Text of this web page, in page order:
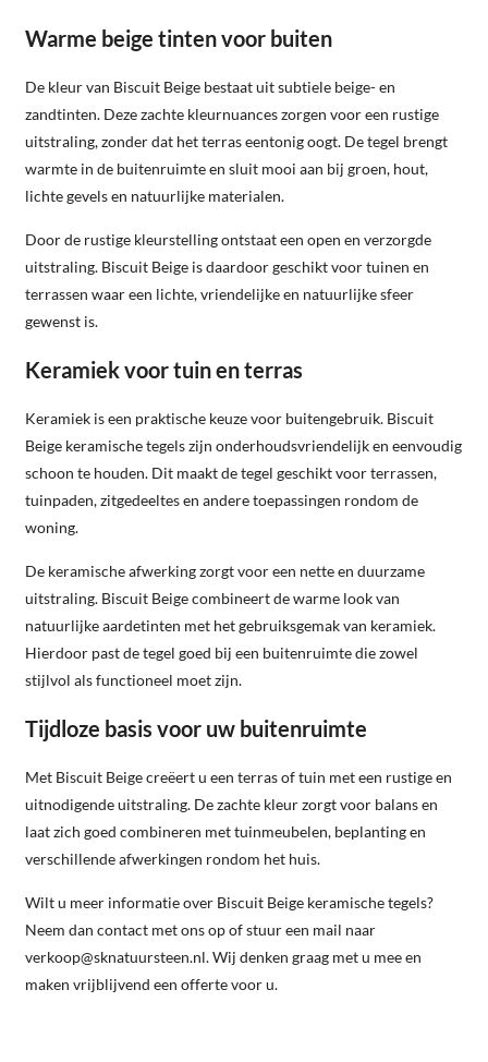
Warme beige tinten voor buiten
De kleur van Biscuit Beige bestaat uit subtiele beige- en
zandtinten. Deze zachte kleurnuances zorgen voor een rustige
uitstraling, zonder dat het terras eentonig oogt. De tegel brengt
warmte in de buitenruimte en sluit mooi aan bij groen, hout,
lichte gevels en natuurlijke materialen.
Door de rustige kleurstelling ontstaat een open en verzorgde
uitstraling. Biscuit Beige is daardoor geschikt voor tuinen en
terrassen waar een lichte, vriendelijke en natuurlijke sfeer
gewenst is.
Keramiek voor tuin en terras
Keramiek is een praktische keuze voor buitengebruik. Biscuit
Beige keramische tegels zijn onderhoudsvriendelijk en eenvoudig
schoon te houden. Dit maakt de tegel geschikt voor terrassen,
tuinpaden, zitgedeeltes en andere toepassingen rondom de
woning.
De keramische afwerking zorgt voor een nette en duurzame
uitstraling. Biscuit Beige combineert de warme look van
natuurlijke aardetinten met het gebruiksgemak van keramiek.
Hierdoor past de tegel goed bij een buitenruimte die zowel
stijlvol als functioneel moet zijn.
Tijdloze basis voor uw buitenruimte
Met Biscuit Beige creëert u een terras of tuin met een rustige en
uitnodigende uitstraling. De zachte kleur zorgt voor balans en
laat zich goed combineren met tuinmeubelen, beplanting en
verschillende afwerkingen rondom het huis.
Wilt u meer informatie over Biscuit Beige keramische tegels?
Neem dan contact met ons op of stuur een mail naar
verkoop@sknatuursteen.nl. Wij denken graag met u mee en
maken vrijblijvend een offerte voor u.